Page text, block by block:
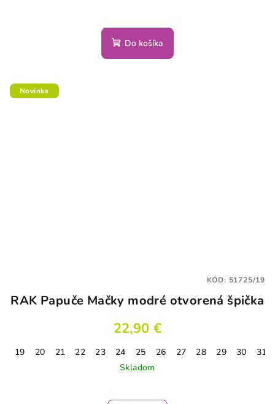
Do košíka
Novinka
RAK Papuče Mačky modré otvorená špička
22,90 €
19 20 21 22 23 24 25 26 27 28 29 30
31
Skladom
KÓD: 51725/19